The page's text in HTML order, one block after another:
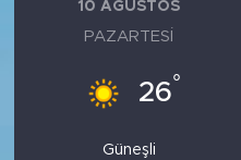
10 AĞUSTOS
PAZARTESI
26°
Güneşli